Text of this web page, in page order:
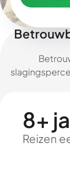
8+
Reizen